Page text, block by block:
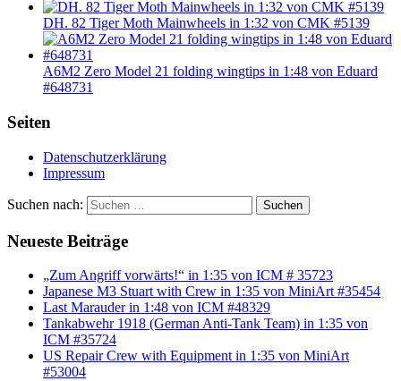
DH. 82 Tiger Moth Mainwheels in 1:32 von CMK #5139
A6M2 Zero Model 21 folding wingtips in 1:48 von Eduard
#648731
Seiten
Datenschutzerklärung
Impressum
Suchen nach: Suchen
Neueste Beiträge
„Zum Angriff vorwärts!“ in 1:35 von ICM # 35723
Japanese M3 Stuart with Crew in 1:35 von MiniArt #35454
Last Marauder in 1:48 von ICM #48329
Tankabwehr 1918 (German Anti-Tank Team) in 1:35 von
ICM #35724
US Repair Crew with Equipment in 1:35 von MiniArt
#53004